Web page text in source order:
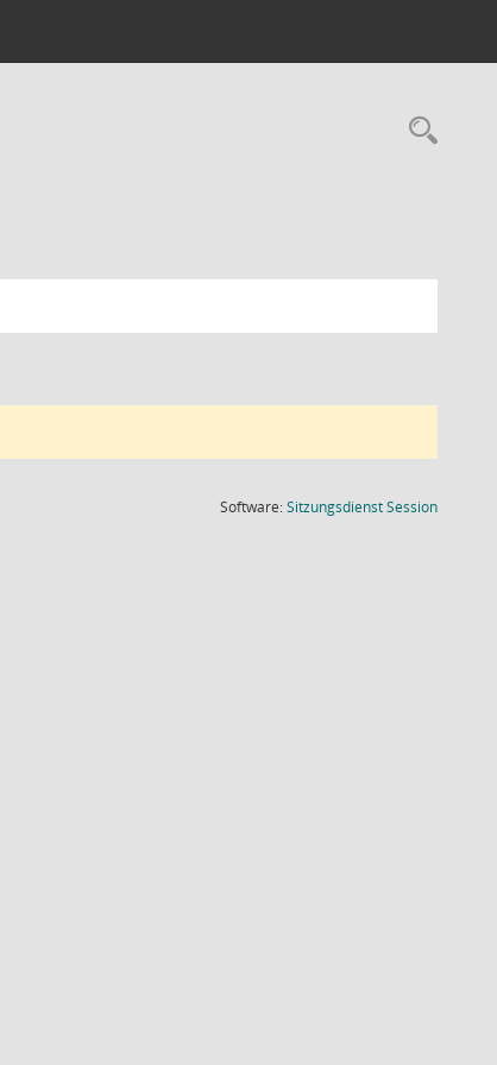
Software:SitzungsdienstSession(Wird in